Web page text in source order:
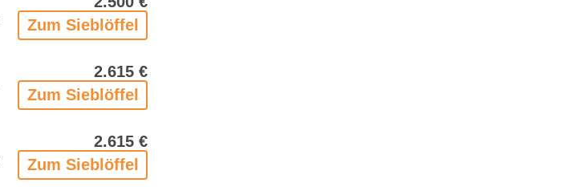
Zum Sieb­löf­fel
2.615 €
Zum Sieb­löf­fel
2.615 €
Zum Sieb­löf­fel